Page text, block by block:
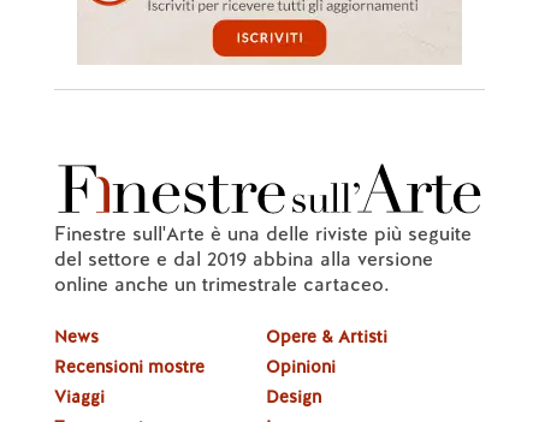
Finestre sull'Arte è una delle riviste più seguite
del settore e dal 2019 abbina alla versione
online anche un trimestrale cartaceo.
News
Recensioni mostre
Viaggi
Opere & Artisti
Opinioni
Design